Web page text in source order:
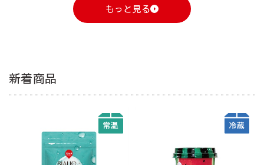
もっと見る
新着商品